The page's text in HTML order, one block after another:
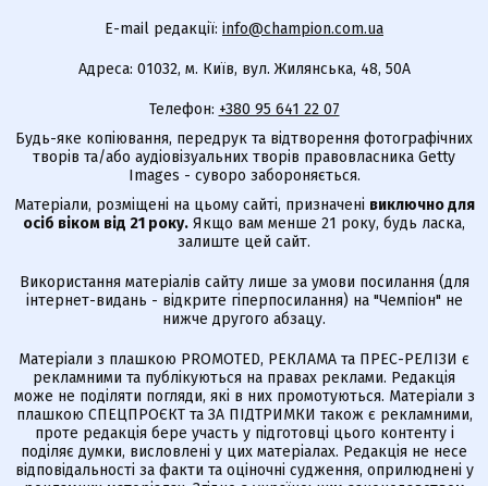
E-mail редакції: info@champion.com.ua
Адреса: 01032, м. Київ, вул. Жилянська, 48, 50А
Телефон: +380 95 641 22 07
Будь-яке копіювання, передрук та відтворення фотографічних
творів та/або аудіовізуальних творів правовласника Getty
Images - суворо забороняється.
Матеріали, розміщені на цьому сайті, призначені виключно для
осіб віком від 21 року. Якщо вам менше 21 року, будь ласка,
залиште цей сайт.
Використання матеріалів сайту лише за умови посилання (для
інтернет-видань - відкрите гіперпосилання) на "Чемпіон" не
нижче другого абзацу.
Матеріали з плашкою PROMOTED, РЕКЛАМА та ПРЕС-РЕЛІЗИ є
рекламними та публікуються на правах реклами. Редакція
може не поділяти погляди, які в них промотуються. Матеріали з
плашкою СПЕЦПРОЄКТ та ЗА ПІДТРИМКИ також є рекламними,
проте редакція бере участь у підготовці цього контенту і
поділяє думки, висловлені у цих матеріалах. Редакція не несе
відповідальності за факти та оціночні судження, оприлюднені у